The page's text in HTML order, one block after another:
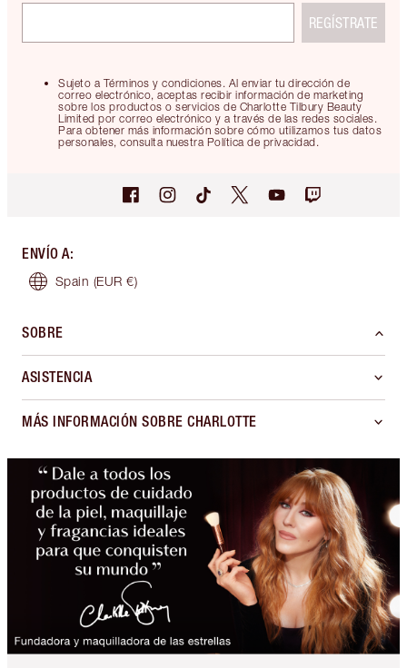
Sujeto a Términos y condiciones. Al enviar tu dirección de
correo electrónico, aceptas recibir información de marketing
sobre los productos o servicios de Charlotte Tilbury Beauty
Limited por correo electrónico y a través de las redes sociales.
Para obtener más información sobre cómo utilizamos tus datos
personales, consulta nuestra Política de privacidad.
REGÍSTRATE
ENVÍO A:
Spain (EUR €)
SOBRE
ASISTENCIA
MÁS INFORMACIÓN SOBRE CHARLOTTE